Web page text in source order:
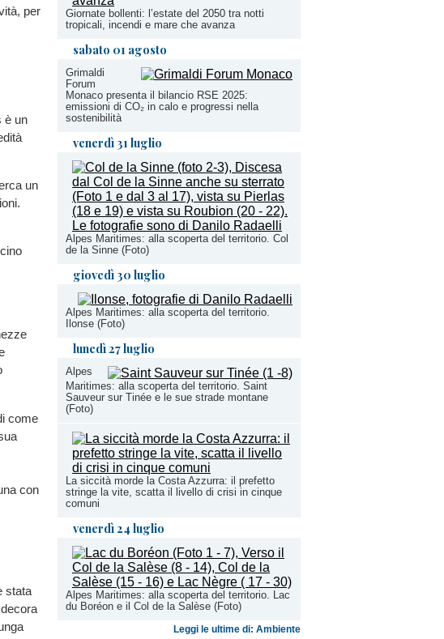
Giornate bollenti: l’estate del 2050 tra notti
tropicali, incendi e mare che avanza
sabato 01 agosto
Grimaldi
Forum
Monaco presenta il bilancio RSE 2025:
emissioni di CO₂ in calo e progressi nella
sostenibilità
venerdì 31 luglio
Alpes Maritimes: alla scoperta del territorio. Col
de la Sinne (Foto)
giovedì 30 luglio
Alpes Maritimes: alla scoperta del territorio.
Ilonse (Foto)
lunedì 27 luglio
Alpes
Maritimes: alla scoperta del territorio. Saint
Sauveur sur Tinée e le sue strade montane
(Foto)
La siccità morde la Costa Azzurra: il prefetto
stringe la vite, scatta il livello di crisi in cinque
comuni
venerdì 24 luglio
Alpes Maritimes: alla scoperta del territorio. Lac
du Boréon e il Col de la Salèse (Foto)
Leggi le ultime di: Ambiente
per
è un
un
come
con
stata